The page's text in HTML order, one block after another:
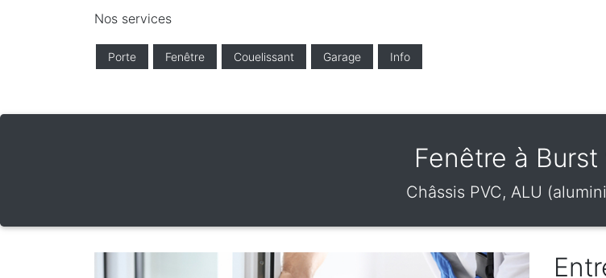
Nos services
Porte Fenêtre Couelissant Garage Info
Fenêtre à
Châssis PVC, ALU